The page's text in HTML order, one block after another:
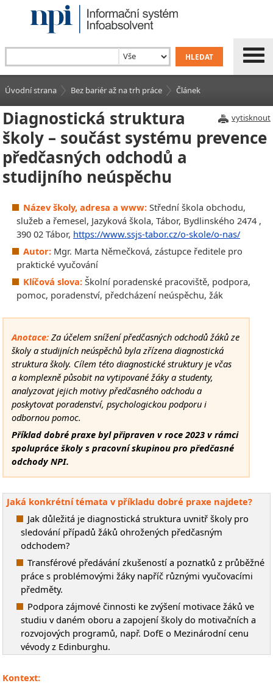
Úvodní strana Bez bariér až na trh práce Článek
vytisknout
Diagnostická struktura
školy – součást systému prevence
předčasných odchodů a
studijního neúspěchu
Název školy, adresa a www: Střední škola obchodu,
služeb a řemesel, Jazyková škola, Tábor, Bydlinského 2474 ,
390 02 Tábor, https://www.ssjs-tabor.cz/o-skole/o-nas/
Autor: Mgr. Marta Němečková, zástupce ředitele pro
praktické vyučování
Klíčová slova: Školní poradenské pracoviště, podpora,
pomoc, poradenství, předcházení neúspěchu, žák
Anotace: Za účelem snížení předčasných odchodů žáků ze
školy a studijních neúspěchů byla zřízena diagnostická
struktura školy. Cílem této diagnostické struktury je včas
a komplexně působit na vytipované žáky a studenty,
analyzovat jejich motivy předčasného odchodu a
poskytovat poradenství, psychologickou podporu i
odbornou pomoc.
Příklad dobré praxe byl připraven v roce 2023 v rámci
spolupráce školy s pracovní skupinou pro předčasné
odchody NPI.
Jaká konkrétní témata v příkladu dobré praxe najdete?
Jak důležitá je diagnostická struktura uvnitř školy pro
sledování případů žáků ohrožených předčasným
odchodem?
Transférové předávání zkušeností a poznatků z průběžné
práce s problémovými žáky napříč různými vyučovacími
předměty.
Podpora zájmové činnosti ke zvýšení motivace žáků ve
studiu v daném oboru a zapojení školy do motivačních a
rozvojových programů, např. DofE o Mezinárodní cenu
vévody z Edinburghu.
Kontext: